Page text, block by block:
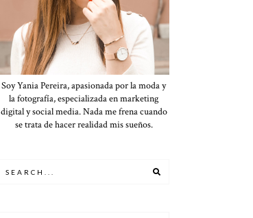
Soy Yania Pereira, apasionada por la moda y
la fotografía, especializada en marketing
digital y social media. Nada me frena cuando
se trata de hacer realidad mis sueños.